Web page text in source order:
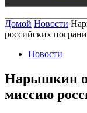
Домой Новости
российских
Новости
Нарышкин
миссию